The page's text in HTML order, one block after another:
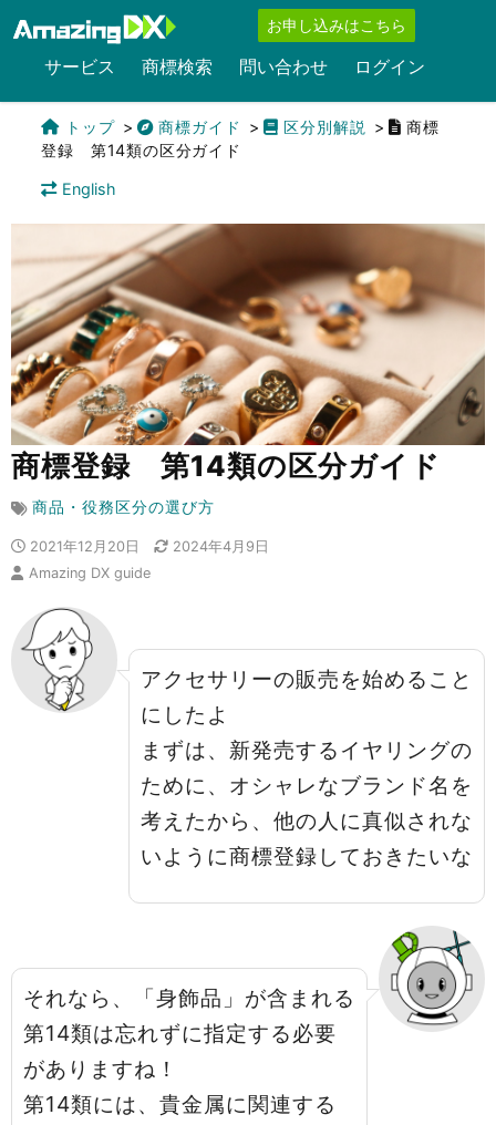
お申し込みはこちら
サービス 商標検索 問い合わせ ログイン
トップ 商標ガイド 区分別解説
商標
登録 第14類の区分ガイド
English
商標登録 第14類の区分ガイド
商品・役務区分の選び方
2021年12月20日
2024年4月9日
Amazing DX guide
アクセサリーの販売を始めること
にしたよ
まずは、新発売するイヤリングの
ために、オシャレなブランド名を
考えたから、他の人に真似されな
いように商標登録しておきたいな
それなら、「身飾品」が含まれる
第14類は忘れずに指定する必要
がありますね！
第14類には、貴金属に関連する